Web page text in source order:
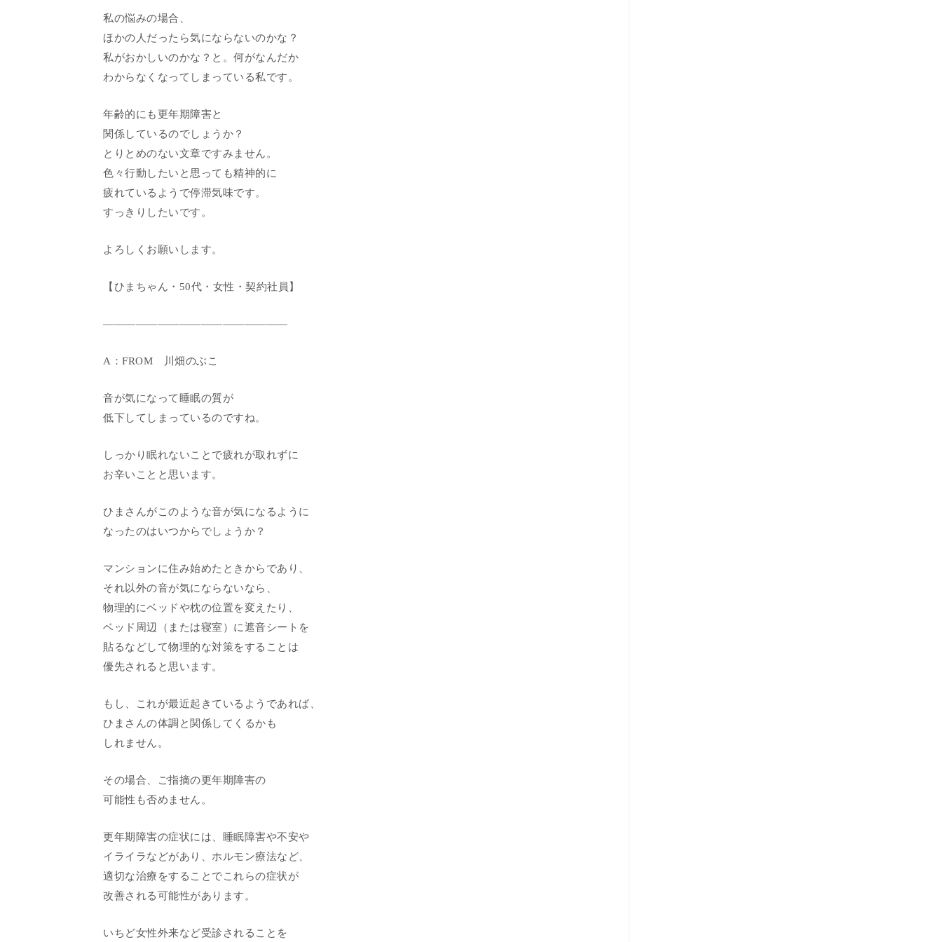
私の悩みの場合、
ほかの人だったら気にならないのかな？
私がおかしいのかな？と。何がなんだか
わからなくなってしまっている私です。
年齢的にも更年期障害と
関係しているのでしょうか？
とりとめのない文章ですみません。
色々行動したいと思っても精神的に
疲れているようで停滞気味です。
すっきりしたいです。
よろしくお願いします。
【ひまちゃん・50代・女性・契約社員】
―――――――――――――――――
A：FROM 川畑のぶこ
音が気になって睡眠の質が
低下してしまっているのですね。
しっかり眠れないことで疲れが取れずに
お辛いことと思います。
ひまさんがこのような音が気になるように
なったのはいつからでしょうか？
マンションに住み始めたときからであり、
それ以外の音が気にならないなら、
物理的にベッドや枕の位置を変えたり、
ベッド周辺（または寝室）に遮音シートを
貼るなどして物理的な対策をすることは
優先されると思います。
もし、これが最近起きているようであれば、
ひまさんの体調と関係してくるかも
しれません。
その場合、ご指摘の更年期障害の
可能性も否めません。
更年期障害の症状には、睡眠障害や不安や
イライラなどがあり、ホルモン療法など、
適切な治療をすることでこれらの症状が
改善される可能性があります。
いちど女性外来など受診されることを